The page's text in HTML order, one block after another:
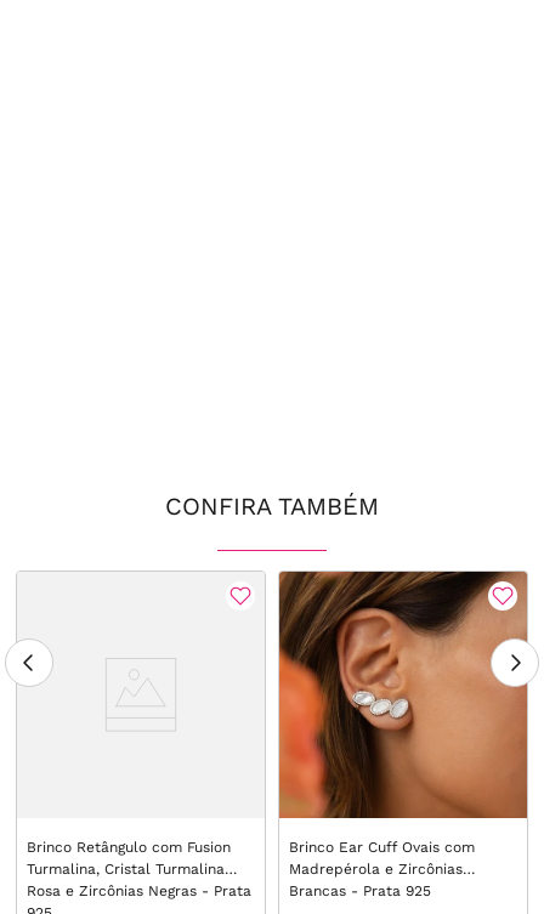
CONFIRA TAMBÉM
Brinco Retângulo com Fusion
Turmalina, Cristal Turmalina
Rosa e Zircônias Negras - Prata
Brinco Ear Cuff Ovais com
Madrepérola e Zircônias
Brancas - Prata 925